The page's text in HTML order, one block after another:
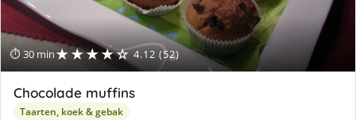
⏱ 30 min★★★★☆ 4.12 (52)
Chocolade muffins
Taarten, koek & gebak